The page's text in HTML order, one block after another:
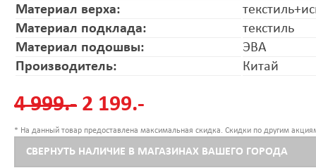
Материал верха:
Материал подклада:
текстиль
Материал подошвы:
ЭВА
Производитель:
Китай
4 999.- 2 199.-
* На данный товар предоставлена максимальная скидка. Скидки по другим
СВЕРНУТЬ НАЛИЧИЕ В МАГАЗИНАХ ВАШЕГО ГОРОДА